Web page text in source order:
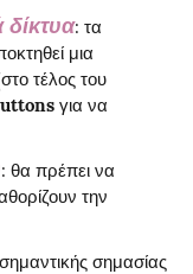
δίκτυα: τα
μια
τέλος του
για να
: θα πρέπει να
την
σημασίας